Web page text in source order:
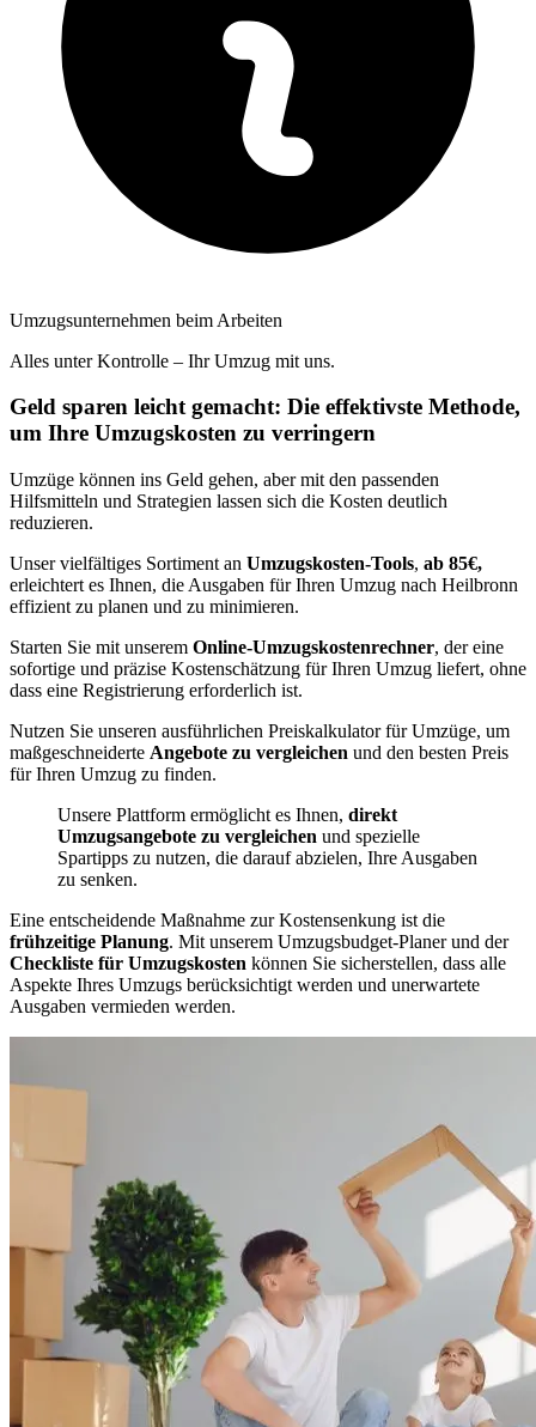
Umzugsunternehmen beim Arbeiten
Alles unter Kontrolle – Ihr Umzug mit uns.
Geld sparen leicht gemacht: Die effektivste Methode,
um Ihre Umzugskosten zu verringern
Umzüge können ins Geld gehen, aber mit den passenden
Hilfsmitteln und Strategien lassen sich die Kosten deutlich
reduzieren.
Unser vielfältiges Sortiment an Umzugskosten-Tools, ab 85€,
erleichtert es Ihnen, die Ausgaben für Ihren Umzug nach Heilbronn
effizient zu planen und zu minimieren.
Starten Sie mit unserem Online-Umzugskostenrechner, der eine
sofortige und präzise Kostenschätzung für Ihren Umzug liefert, ohne
dass eine Registrierung erforderlich ist.
Nutzen Sie unseren ausführlichen Preiskalkulator für Umzüge, um
maßgeschneiderte Angebote zu vergleichen und den besten Preis
für Ihren Umzug zu finden.
Unsere Plattform ermöglicht es Ihnen, direkt
Umzugsangebote zu vergleichen und spezielle
Spartipps zu nutzen, die darauf abzielen, Ihre Ausgaben
zu senken.
Eine entscheidende Maßnahme zur Kostensenkung ist die
frühzeitige Planung. Mit unserem Umzugsbudget-Planer und der
Checkliste für Umzugskosten können Sie sicherstellen, dass alle
Aspekte Ihres Umzugs berücksichtigt werden und unerwartete
Ausgaben vermieden werden.